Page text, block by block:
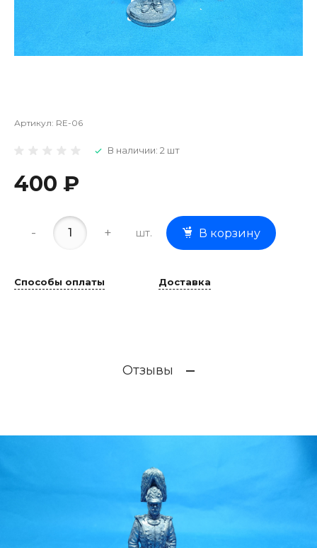
Артикул: RE-06
В наличии: 2 шт
400 ₽
- + шт. В корзину
Способы оплаты Доставка
Отзывы